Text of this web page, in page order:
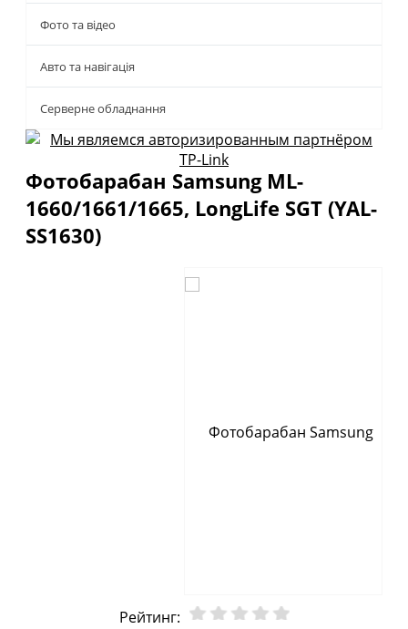
Фото та відео
Авто та навігація
Серверне обладнання
Фотобарабан Samsung ML-
1660/1661/1665, LongLife SGT (YAL-
SS1630)
Рейтинг: